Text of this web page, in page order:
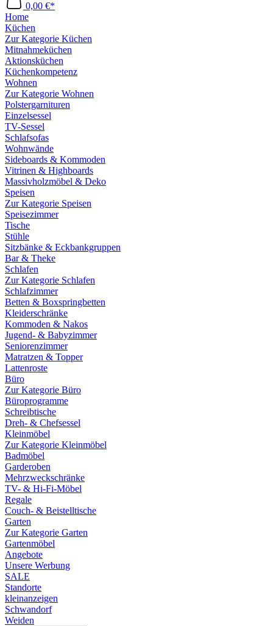
0,00 €*
Home
Küchen
Zur Kategorie Küchen
Mitnahmeküchen
Aktionsküchen
Küchenkompetenz
Wohnen
Zur Kategorie Wohnen
Polstergarnituren
Einzelsessel
TV-Sessel
Schlafsofas
Wohnwände
Sideboards & Kommoden
Vitrinen & Highboards
Massivholzmöbel & Deko
Speisen
Zur Kategorie Speisen
Speisezimmer
Tische
Stühle
Sitzbänke & Eckbankgruppen
Bar & Theke
Schlafen
Zur Kategorie Schlafen
Schlafzimmer
Betten & Boxspringbetten
Kleiderschränke
Kommoden & Nakos
Jugend- & Babyzimmer
Seniorenzimmer
Matratzen & Topper
Lattenroste
Büro
Zur Kategorie Büro
Büroprogramme
Schreibtische
Dreh- & Chefsessel
Kleinmöbel
Zur Kategorie Kleinmöbel
Badmöbel
Garderoben
Mehrzweckschränke
TV- & Hi-Fi-Möbel
Regale
Couch- & Beistelltische
Garten
Zur Kategorie Garten
Gartenmöbel
Angebote
Unsere Werbung
SALE
Standorte
kleinanzeigen
Schwandorf
Weiden